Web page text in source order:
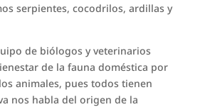
serpientes, cocodrilos, ardillas y
de biólogos y veterinarios
de la fauna doméstica por
animales, pues todos tienen
nos habla del origen de la